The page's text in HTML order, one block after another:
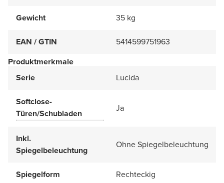
Gewicht 35 kg
EAN / GTIN
5414599751963
Produktmerkmale
Serie
Lucida
Softclose-
Türen/Schubladen
Ja
Inkl.
Spiegelbeleuchtung
Ohne Spiegelbeleuchtung
Spiegelform Rechteckig